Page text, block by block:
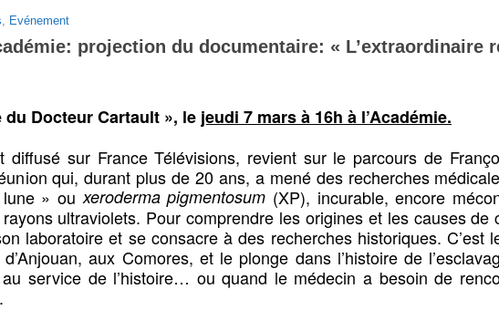
, Evénement
projection du documentaire: « L’extraordinaire
du Docteur Cartault », le jeudi 7 mars à 16h à l’Académie.
diffusé sur France Télévisions, revient sur le parcours de
qui, durant plus de 20 ans, a mené des recherches
lune » ouxeroderma pigmentosum (XP), incurable, encore
ultraviolets. Pour comprendre les origines et les causes de
laboratoire et se consacre à des recherches historiques. C’est
aux Comores, et le plonge dans l’histoire de
service de l’histoire… ou quand le médecin a besoin de